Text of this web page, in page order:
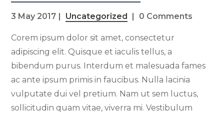
3 May 2017 Uncategorized 0 Comments
Corem ipsum dolor sit amet, consectetur
adipiscing elit. Quisque et iaculis tellus, a
bibendum purus. Interdum et malesuada fames
ac ante ipsum primis in faucibus. Nulla lacinia
vulputate dui vel pretium. Nam ut sem luctus,
sollicitudin quam vitae, viverra mi. Vestibulum